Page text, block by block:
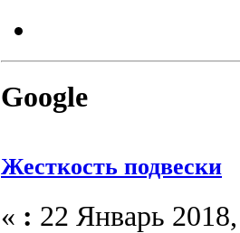
Google
Жесткость подвески
« : 22 Январь